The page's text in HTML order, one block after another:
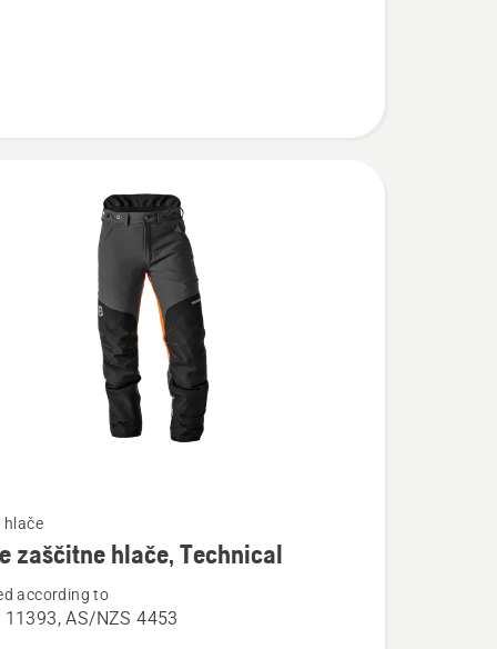
hlače
zaščitne hlače, Technical
according to
11393, AS/NZS 4453